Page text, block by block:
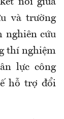
nối giữa
và trường
nghiên cứu
thí nghiệm
lực công
hỗ trợ đổi